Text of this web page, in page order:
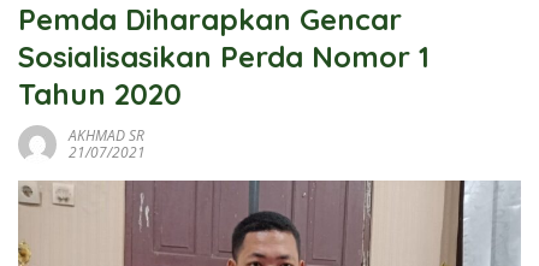
Pemda Diharapkan Gencar
Sosialisasikan Perda Nomor 1
Tahun 2020
AKHMAD SR
21/07/2021